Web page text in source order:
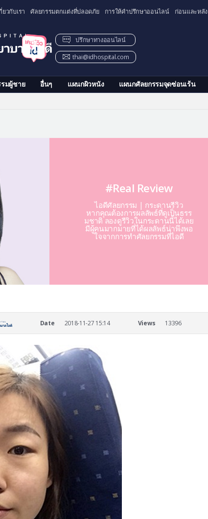
ยวกับเรา ศัลยกรรมตกแต่งที่ปลอดภัย การให้คำปรึกษาออนไลน์ ก่อนและหลัง
มผู้ชาย อื่นๆ แผนกผิวหนัง แผนกศัลยกรรมจุดซ่อนเร้น
ปรึกษาทางออนไลน์
thai@idhospital.com
#Real Review
ไอดีศัลยกรรม | กระดานรีวิว
หากคุณต้องการผลลัพธ์ที่ดูเป็นธรร
มชาติ ลองดูรีวิวในกระดานนี้ได้เลย
มีผู้คนมากมายที่ได้ผลลัพธ์น่าพึงพอ
ใจจากการทำศัลยกรรมที่ไอดี
Date 2018-11-27 15:14 Views 13396